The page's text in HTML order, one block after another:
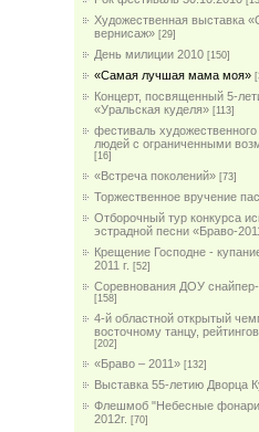
Художественная выставка
вернисаж» [29]
День милиции 2010 [150]
«Самая лучшая мама моя»
Концерт, посвященный 5-
«Уральская куделя» [113]
фестиваль художественного
людей с ограниченными
[16]
«Встреча поколений» [73]
Торжественное вручение
Отборочный тур конкурса
эстрадной песни «Браво-
Крещение Господне -
2011 г. [52]
Соревнования ДОУ снайпер-
[158]
4-й областной открытый
восточному танцу,
[202]
«Браво – 2011» [132]
Выставка 55-летию Дворца
Флешмоб "Небесные
2012г. [70]